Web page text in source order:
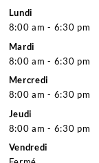
Lundi
8:00 am - 6:30 pm
Mardi
8:00 am - 6:30 pm
Mercredi
8:00 am - 6:30 pm
Jeudi
8:00 am - 6:30 pm
Vendredi